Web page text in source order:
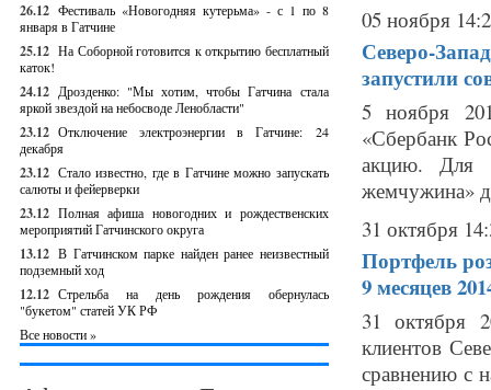
26.12 Фестиваль «Новогодняя кутерьма» - с 1 по 8
января в Гатчине
25.12 На Соборной готовится к открытию бесплатный
каток!
24.12 Дрозденко: "Мы хотим, чтобы Гатчина стала
яркой звездой на небосводе Ленобласти"
23.12 Отключение электроэнергии в Гатчине: 24
декабря
23.12 Стало известно, где в Гатчине можно запускать
салюты и фейерверки
23.12 Полная афиша новогодних и рождественских
мероприятий Гатчинского округа
13.12 В Гатчинском парке найден ранее неизвестный
подземный ход
12.12 Стрельба на день рождения обернулась
"букетом" статей УК РФ
Все новости »
05 ноября
Северо-
запустили
5 ноября
«Сбербанк
акцию. Для
жемчужина»
31 октября
Портфель
9 месяцев
31 октября
клиентов
сравнению с